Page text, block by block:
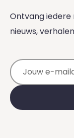
Ontvang
nieuws,
E-mailadres